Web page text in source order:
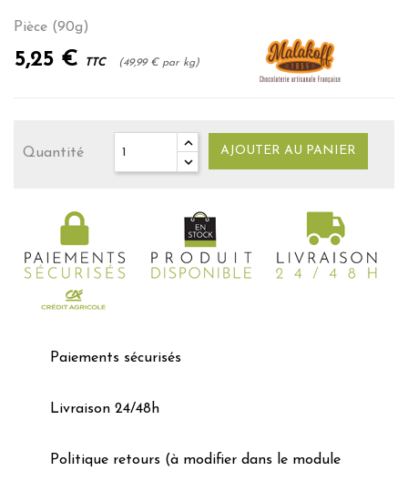
Pièce (90g)
5,25 € TTC (49,99 € par kg)
Quantité AJOUTER AU PANIER
Paiements sécurisés
Livraison 24/48h
Politique retours (à modifier dans le module